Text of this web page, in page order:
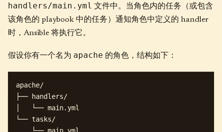
handlers/main.yml 文件中。当角色内的任务（或包含
该角色的 playbook 中的任务）通知角色中定义的 handler
时，Ansible 将执行它。
假设你有一个名为 apache 的角色，结构如下：
apache/
├── handlers/
│   └── main.yml
└── tasks/